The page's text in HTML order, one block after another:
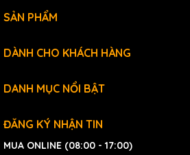
SẢN PHẨM
DÀNH CHO KHÁCH HÀNG
DANH MỤC NỔI BẬT
ĐĂNG KÝ NHẬN TIN
MUA ONLINE (08:00 - 17:00)